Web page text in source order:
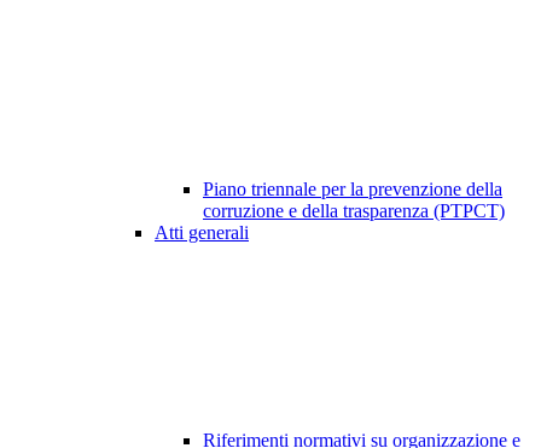
Piano triennale per la prevenzione della
corruzione e della trasparenza (PTPCT)
Atti generali
Riferimenti normativi su organizzazione e